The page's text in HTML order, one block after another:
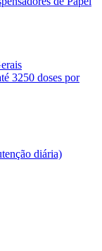
3250 doses por
diária)